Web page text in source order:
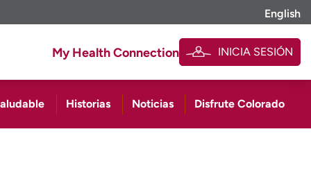
English
My Health Connection INICIA SESIÓN
Historias Noticias Disfrute Colorado